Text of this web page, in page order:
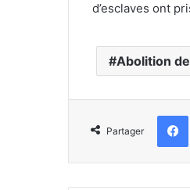
d’esclaves ont
Abolition
Partager